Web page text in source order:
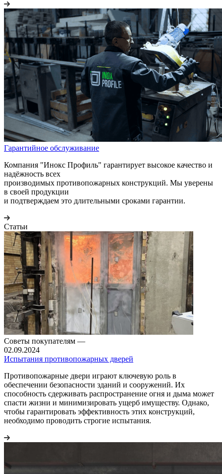
Гарантийное обслуживание
Компания "Инокс Профиль" гарантирует высокое качество и
надёжность всех
производимых противопожарных конструкций. Мы уверены
в своей продукции
и подтверждаем это длительными сроками гарантии.
Статьи
Советы покупателям —
02.09.2024
Испытания противопожарных дверей
Противопожарные двери играют ключевую роль в
обеспечении безопасности зданий и сооружений. Их
способность сдерживать распространение огня и дыма может
спасти жизни и минимизировать ущерб имуществу. Однако,
чтобы гарантировать эффективность этих конструкций,
необходимо проводить строгие испытания.